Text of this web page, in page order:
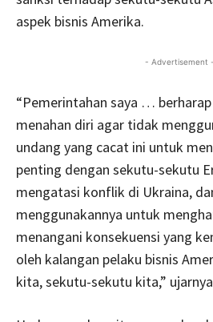
aspek bisnis Amerika.
- Advertisement -
“Pemerintahan saya …
menahan diri agar tidak
undang yang cacat ini untuk
penting dengan sekutu-sekutu
mengatasi konflik di Ukraina,
menggunakannya untuk
menangani konsekuensi yang
oleh kalangan pelaku bisnis
kita, sekutu-sekutu kita,”